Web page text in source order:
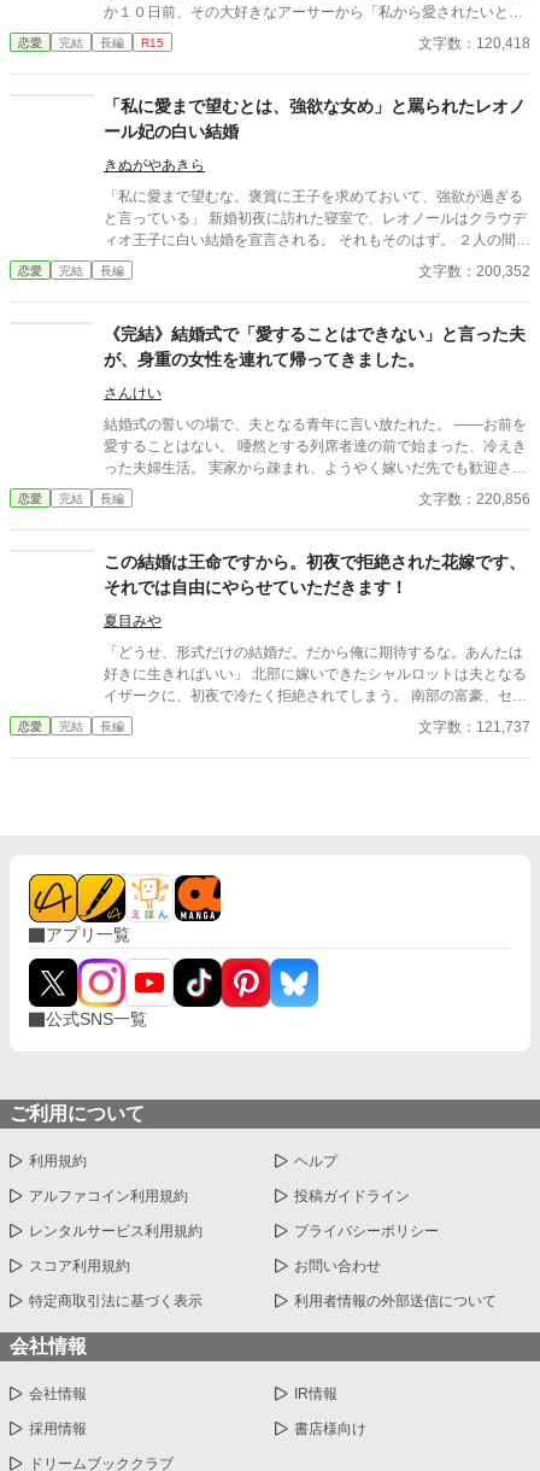
か１０日前、その大好きなアーサーから「私から愛されたいとい
う思いがあったら捨ててくれ。それに応えることは出来ない」と
告げられる。 ローゼはその言葉にショックを受け、熱を出し寝込
記憶と共に・・・。 愛されることは無いと分かっていても、覆す
ことが出来ないのが貴族間の政略結婚。日本で生きたアラサー女
子の「私」が八割心を占めているローゼが、この政略結婚に臨む
ことになる。 いくら政略結婚といえども、親に孫を見せてあげて
親孝行をしたいという願いを持つローゼは、何とかアーサーに振
り向いてもらおうと頑張るが、鉄壁のアーサーには敵わず。それ
どころか益々嫌われる始末。 一体私の何が気に入らないんだか。
そこまで嫌わなくてもいいんじゃないんですかね！いい加減腹立
つわっ！ 世界観はゆるいです！ カクヨム様にも投稿しておりま
恋愛 完結 長編 R15 文字数：120,418
「私に愛まで望むとは、強欲な女め」と罵られたレオノ
ール妃の白い結婚
きぬがやあきら
「私に愛まで望むな。褒賞に王子を求めておいて、強欲が過ぎる
と言っている」 新婚初夜に訪れた寝室で、レオノールはクラウデ
ィオ王子に白い結婚を宣言される。 それもそのはず。 ２人の間に
愛はないーーどころか、この結婚はレオノールが魔王討伐の褒美
にと国王に要求したものだった。 でも、王子を望んだレオノール
しいと願った気持ちは本物だ。 だからいくら冷遇されようが、嫌
がらせを受けようが心は揺るがない。 どこまでも逞しく、軽薄そ
うでいて賢い。どこか憎めない魅力を持ったレオノールに、やが
てクラウディオの心は……。 すれ違い、拗れる２人に愛は生まれ
るのか？ 焦ったい恋と陰謀＋バトルのラブファンタジー。
恋愛 完結 長編 文字数：200,352
《完結》結婚式で「愛することはできない」と言った夫
が、身重の女性を連れて帰ってきました。
さんけい
結婚式の誓いの場で、夫となる青年に言い放たれた。 ――お前を
愛することはない。 唖然とする列席者達の前で始まった、冷えき
った夫婦生活。 実家から疎まれ、ようやく嫁いだ先でも歓迎され
ないはずだったアメリアは、若い継母グラディス、気の強い義妹
ポーリーンとぶつかり合いながら、少しずつ家政と領地の実務を
た時、止まっていたはずの歯車が動き出す… 家を守るのは誰か？
肩書きだけの当主か、それとも現実を見て働く者達か？ これは、
軽い言葉で花嫁を踏みにじった男の“物語”を剥がしながら、血の
つながらない女達が家を立て直していくお話です。 全57回、6
時、17時の1日2回更新です。 ※謎解き要素がありますので、感
想欄は開いておきますが、作者がネタバレしそうなために今回は
返信は無しといたします。ご了承ください。 ※本作は生成AIによ
る文章案をもとに、作者が取捨選択・加筆修正して制作した作品
です。 賞・出版申請を目的とした作品ではありません。
恋愛 完結 長編 文字数：220,856
この結婚は王命ですから。初夜で拒絶された花嫁です、
それでは自由にやらせていただきます！
夏目みや
「どうせ、形式だけの結婚だ。だから俺に期待するな。あんたは
好きに生きればいい」 北部に嫁いできたシャルロットは夫となる
イザークに、初夜で冷たく拒絶されてしまう。 南部の富豪、セバ
スティア侯爵家シャルロットと北部のイザーク・カロン侯爵。 北
部と南部を結ぶ要となるこの結婚は、すなわち王命。 王命の重
目的を、彼はまだ知らない――。
恋愛 完結 長編 文字数：121,737
アプリ一覧
公式SNS一覧
ご利用について
利用規約 ヘルプ
アルファコイン利用規約 投稿ガイドライン
レンタルサービス利用規約 プライバシーポリシー
スコア利用規約 お問い合わせ
特定商取引法に基づく表示 利用者情報の外部送信について
会社情報
会社情報 IR情報
採用情報 書店様向け
ドリームブッククラブ